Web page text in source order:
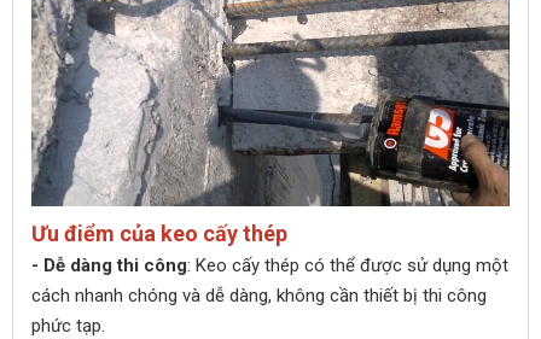
Ưu điểm của keo cấy thép
- Dễ dàng thi công: Keo cấy thép có thể được sử dụng một
cách nhanh chóng và dễ dàng, không cần thiết bị thi công
phức tạp.